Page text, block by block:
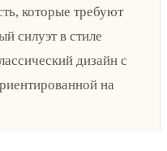
которые требуют
силуэт в стиле
дизайн с
на